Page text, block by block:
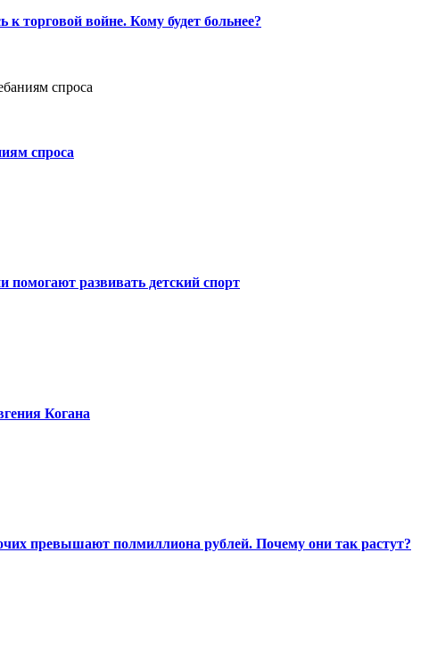
торговой войне. Кому будет больнее?
спроса
развивать детский спорт
Когана
превышают полмиллиона рублей. Почему они так растут?